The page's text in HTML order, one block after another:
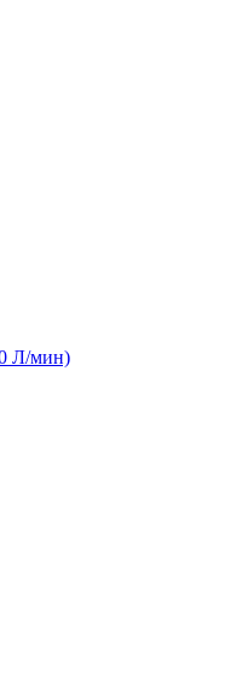
Л/мин)